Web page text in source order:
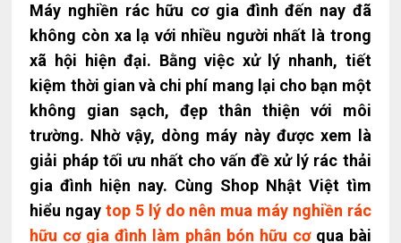
Máy nghiền rác hữu cơ gia đình đến nay đã
không còn xa lạ với nhiều người nhất là trong
xã hội hiện đại. Bằng việc xử lý nhanh, tiết
kiệm thời gian và chi phí mang lại cho bạn một
không gian sạch, đẹp thân thiện với môi
trường. Nhờ vậy, dòng máy này được xem là
giải pháp tối ưu nhất cho vấn đề xử lý rác thải
gia đình hiện nay. Cùng Shop Nhật Việt tìm
hiểu ngaytop 5 lý do nên mua máy nghiền rác
hữu cơ gia đình làm phân bón hữu cơqua bài